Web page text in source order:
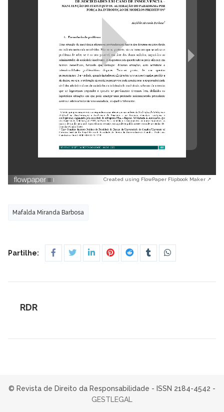
Created using FlowPaper Flipbook Maker ↗
Mafalda Miranda Barbosa
Partilhe:
RDR
© Revista de Direito da Responsabilidade - ISSN 2184-4542 -
GESTLEGAL